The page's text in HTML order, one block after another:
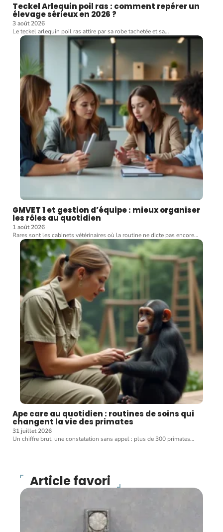
Teckel Arlequin poil ras : comment repérer un
élevage sérieux en 2026 ?
3 août 2026
Le teckel arlequin poil ras attire par sa robe tachetée et sa…
GMVET 1 et gestion d’équipe : mieux organiser
les rôles au quotidien
1 août 2026
Rares sont les cabinets vétérinaires où la routine ne dicte pas encore…
Ape care au quotidien : routines de soins qui
changent la vie des primates
31 juillet 2026
Un chiffre brut, une constatation sans appel : plus de 300 primates…
Article favori